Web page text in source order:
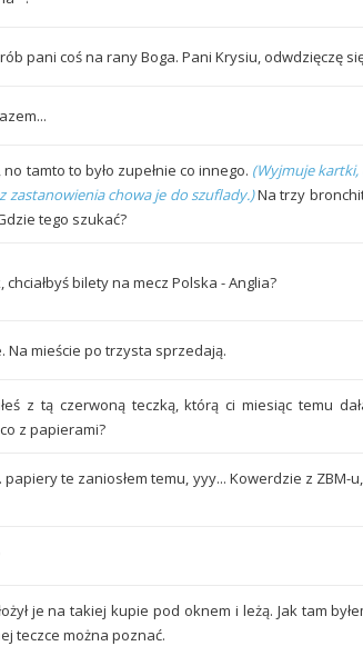
pani coś na rany Boga. Pani Krysiu, odwdzięczę
tamto to było zupełnie co innego. (Wyjmuje
zastanowienia chowa je do szuflady.)Na trzy
tego szukać?
bilety na mecz Polska - Anglia?
Na mieście po trzysta sprzedają.
z tą czerwoną teczką, którą ci miesiąc temu
z papierami?
papiery te zaniosłem temu, yyy... Kowerdzie z ZBM-
je na takiej kupie pod oknem i leżą. Jak tam
teczce można poznać.